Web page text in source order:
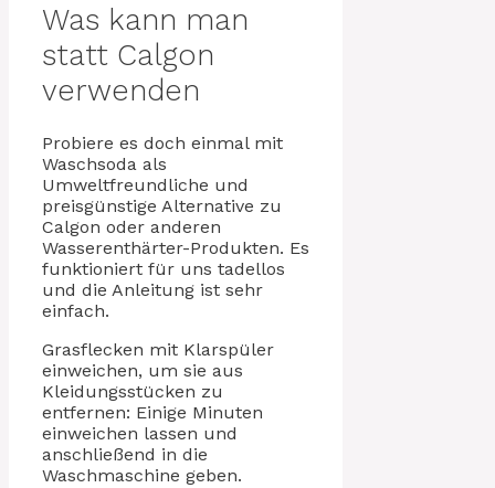
Was kann man
statt Calgon
verwenden
Probiere es doch einmal mit
Waschsoda als
Umweltfreundliche und
preisgünstige Alternative zu
Calgon oder anderen
Wasserenthärter-Produkten. Es
funktioniert für uns tadellos
und die Anleitung ist sehr
einfach.
Grasflecken mit Klarspüler
einweichen, um sie aus
Kleidungsstücken zu
entfernen: Einige Minuten
einweichen lassen und
anschließend in die
Waschmaschine geben.